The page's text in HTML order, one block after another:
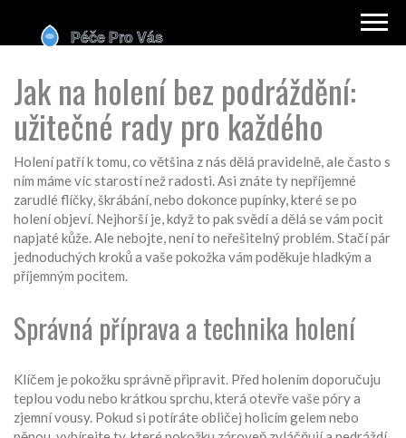
Jak na holení bez podráždění:
užitečné rady pro každého
Holení patří k tomu, co většina z nás dělá pravidelně, ale často s
ním máme víc starostí než radosti. Asi znáte ty nepříjemné
zarudlé flíčky, škrábání, nebo dokonce pupínky, které se po
holení objeví. Nejhorší je, když to pak svědí a dělá se vám pocit
napjaté kůže. Ale nebojte, není to neřešitelný problém. Stačí pár
jednoduchých kroků a vaše pokožka vám poděkuje hladkým a
příjemným pocitem.
Správná příprava a technika holení
Klíčem je pokožku správně připravit. Před holením doporučuju
teplou vodu nebo krátkou sprchu, která otevře vaše póry a
zjemní vousy. Pokud si potíráte obličej holicím gelem nebo